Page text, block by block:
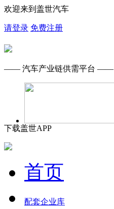
欢迎来到盖世汽车
请登录 免费注册
—— 汽车产业链供需平台 ——
下载盖世APP
首页
配套企业库